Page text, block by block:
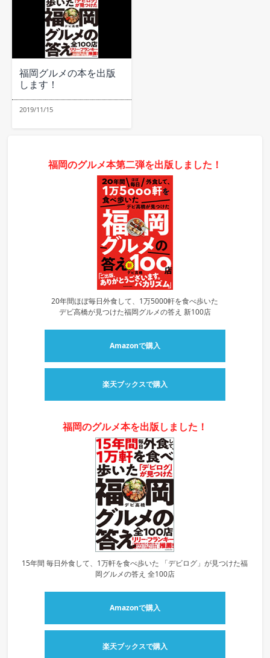
福岡グルメの本を出版
します！
2019/11/15
福岡のグルメ本第二弾を出版しました！
20年間ほぼ毎日外食して、1万5000軒を食べ歩いた
デビ高橋が見つけた福岡グルメの答え 新100店
Amazonで購入
楽天ブックスで購入
福岡のグルメ本を出版しました！
15年間 毎日外食して、1万軒を食べ歩いた 「デビログ」が見つけた福
岡グルメの答え 全100店
Amazonで購入
楽天ブックスで購入